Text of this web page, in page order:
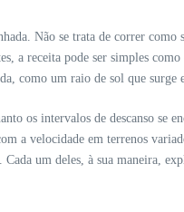
Não se trata de correr como
a receita pode ser simples
como um raio de sol que surge
os intervalos de descanso se
a velocidade em terrenos
um deles, à sua maneira,